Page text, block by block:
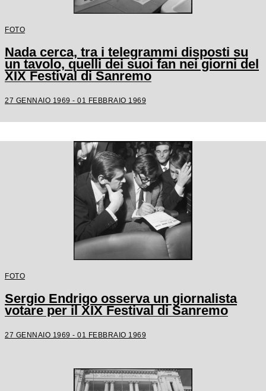
FOTO
Nada cerca, tra i telegrammi disposti su
un tavolo, quelli dei suoi fan nei giorni del
XIX Festival di Sanremo
27 GENNAIO 1969 - 01 FEBBRAIO 1969
FOTO
Sergio Endrigo osserva un giornalista
votare per il XIX Festival di Sanremo
27 GENNAIO 1969 - 01 FEBBRAIO 1969